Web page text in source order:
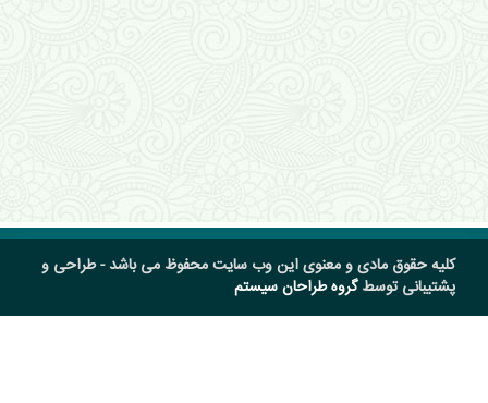
کلیه حقوق مادی و معنوی این وب سایت محفوظ می باشد - طراحی و
پشتیبانی توسطگروه طراحان سیستم